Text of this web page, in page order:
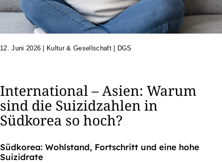
12. Juni 2026 Kultur & Gesellschaft | DGS
International – Asien: Warum
sind die Suizidzahlen in
Südkorea so hoch?
Südkorea: Wohlstand, Fortschritt und eine hohe
Suizidrate